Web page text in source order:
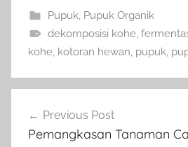
Pupuk, Pupuk Organik
dekomposisi kohe,
kohe, kotoran hewan, pupuk,
pos
Previous Post
Pemangkasan Tanaman